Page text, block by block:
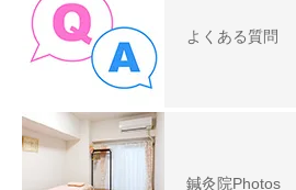
よくある質問
鍼灸院Photos